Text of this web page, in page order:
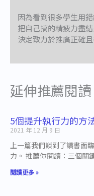
因為看到很多學生用
把自己搞的精疲力盡
決定致力於推廣正確
延伸推薦閱讀
5個提升執行力的方
2021 年 12 月 9 日
上一篇我們談到了讀書面
力。 推薦你閱讀：三個關
閱讀更多 »